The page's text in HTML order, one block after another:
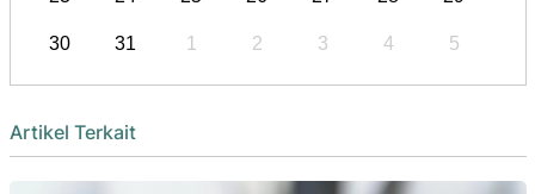
30 31 1 2 3 4 5
Artikel Terkait